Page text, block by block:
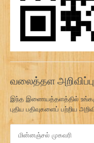
வலைத்தள அறிவிப்பு
இந்த இணையத்தளத்தில்
புதிய பதிவுகளைப் பற்றிய